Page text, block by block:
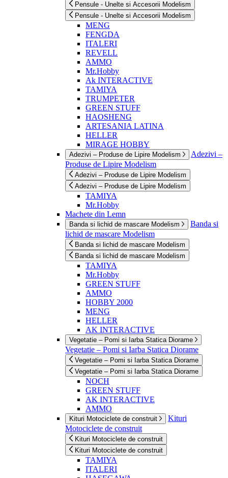
Pensule - Unelte si Accesorii Modelism
Pensule - Unelte si Accesorii Modelism
MENG
FENGDA
ITALERI
REVELL
AMMO
Mr.Hobby
Ak INTERACTIVE
TAMIYA
TRUMPETER
GREEN STUFF
HAOSHENG
ARTESANIA LATINA
HELLER
MIRAGE HOBBY
Adezivi – Produse de Lipire Modelism
Adezivi –
Produse de Lipire Modelism
Adezivi – Produse de Lipire Modelism
Adezivi – Produse de Lipire Modelism
TAMIYA
Mr.Hobby
Machete din Lemn
Banda si lichid de mascare Modelism
Banda si
lichid de mascare Modelism
Banda si lichid de mascare Modelism
Banda si lichid de mascare Modelism
TAMIYA
Mr.Hobby
GREEN STUFF
AMMO
HOBBY 2000
MENG
HELLER
AK INTERACTIVE
Vegetatie – Pomi si Iarba Statica Diorame
Vegetatie – Pomi si Iarba Statica Diorame
Vegetatie – Pomi si Iarba Statica Diorame
Vegetatie – Pomi si Iarba Statica Diorame
NOCH
GREEN STUFF
AK INTERACTIVE
AMMO
Kituri Motociclete de construit
Kituri
Motociclete de construit
Kituri Motociclete de construit
Kituri Motociclete de construit
TAMIYA
ITALERI